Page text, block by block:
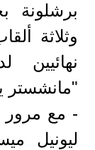
برشلونة
وثلاثة
نهائيين
"مانشستر
- مع مرور
ليونيل